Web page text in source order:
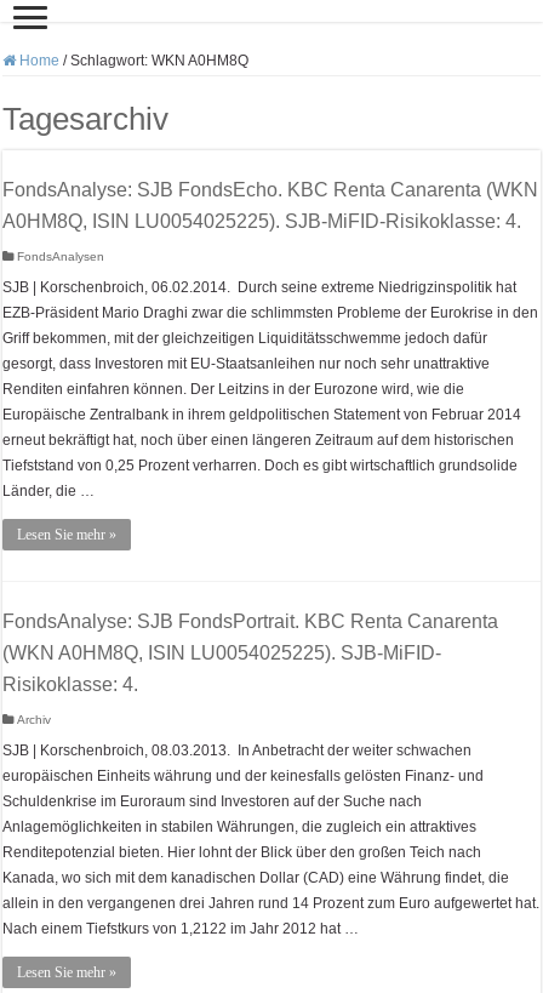
Home / Schlagwort:WKN A0HM8Q
Tagesarchiv
FondsAnalyse: SJB FondsEcho. KBC Renta Canarenta (WKN
A0HM8Q, ISIN LU0054025225). SJB-MiFID-Risikoklasse: 4.
FondsAnalysen
SJB | Korschenbroich, 06.02.2014. Durch seine extreme Niedrigzinspolitik hat
EZB-Präsident Mario Draghi zwar die schlimmsten Probleme der Eurokrise in den
Griff bekommen, mit der gleichzeitigen Liquiditätsschwemme jedoch dafür
gesorgt, dass Investoren mit EU-Staatsanleihen nur noch sehr unattraktive
Renditen einfahren können. Der Leitzins in der Eurozone wird, wie die
Europäische Zentralbank in ihrem geldpolitischen Statement von Februar 2014
erneut bekräftigt hat, noch über einen längeren Zeitraum auf dem historischen
Tiefststand von 0,25 Prozent verharren. Doch es gibt wirtschaftlich grundsolide
Länder, die …
Lesen Sie mehr »
FondsAnalyse: SJB FondsPortrait. KBC Renta Canarenta
(WKN A0HM8Q, ISIN LU0054025225). SJB-MiFID-
Risikoklasse: 4.
Archiv
SJB | Korschenbroich, 08.03.2013. In Anbetracht der weiter schwachen
europäischen Einheits währung und der keinesfalls gelösten Finanz- und
Schuldenkrise im Euroraum sind Investoren auf der Suche nach
Anlagemöglichkeiten in stabilen Währungen, die zugleich ein attraktives
Renditepotenzial bieten. Hier lohnt der Blick über den großen Teich nach
Kanada, wo sich mit dem kanadischen Dollar (CAD) eine Währung findet, die
allein in den vergangenen drei Jahren rund 14 Prozent zum Euro aufgewertet hat.
Nach einem Tiefstkurs von 1,2122 im Jahr 2012 hat …
Lesen Sie mehr »